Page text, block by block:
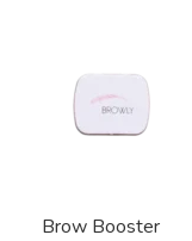
Brow Booster